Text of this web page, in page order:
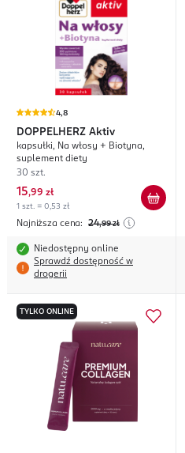
4,8
DOPPELHERZ Aktiv
kapsułki, Na włosy + Biotyna,
suplement diety
30 szt.
15,99 zł
1 szt. = 0,53 zł
Najniższa cena: 24,99 zł
Niedostępny online
Sprawdź dostępność w
drogerii
TYLKO ONLINE